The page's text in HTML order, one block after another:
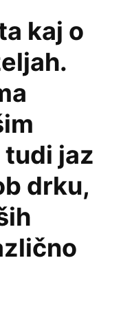
kaj o
tudi jaz
drku,